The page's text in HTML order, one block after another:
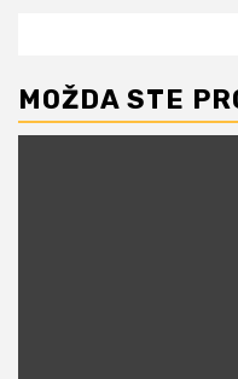
MOŽDA STE